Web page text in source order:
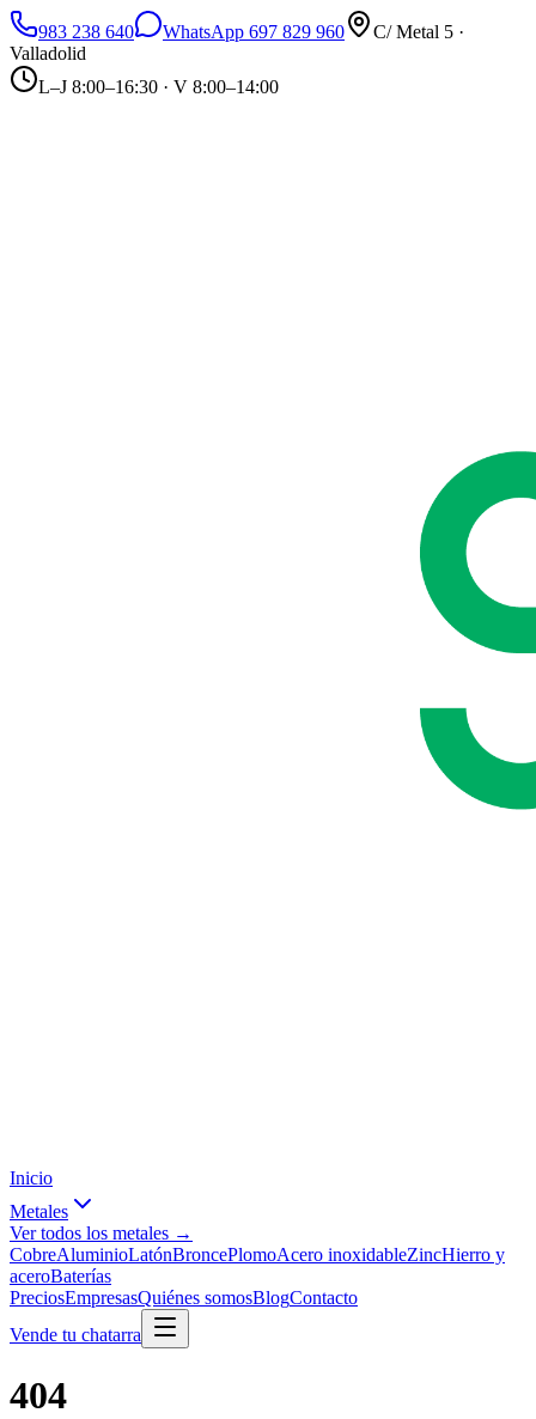
983 238 640 WhatsApp 697 829 960
C/ Metal 5 ·
Valladolid
L–J 8:00–16:30 · V 8:00–14:00
Inicio
Metales
Ver todos los metales →
CobreAluminioLatónBroncePlomoAcero inoxidableZincHierro y
aceroBaterías
PreciosEmpresasQuiénes somosBlogContacto
Vende tu chatarra
404